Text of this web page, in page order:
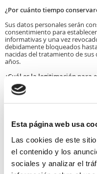
Esta página web usa
Las cookies de este
el contenido y los
sociales y analizar el
¿Por cuánto tiempo
Sus datos personales serán
consentimiento para
informativas y una vez
debidamente bloqueados
nacidas del tratamiento de
años.
¿Cuál es la legitimación para
La base legal para el
Ejecución de medidas
Por consentimiento del
¿Hay obligación de facilitar
Requisito necesario
¿Cuáles son las